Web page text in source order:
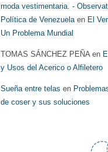
moda vestimentaria. -
Política de Venezuelaen El
Un Problema Mundial
TOMAS SÁNCHEZ PEÑAen
y Usos del Acerico o Alfiletero
Sueña entre telas en
de coser y sus soluciones